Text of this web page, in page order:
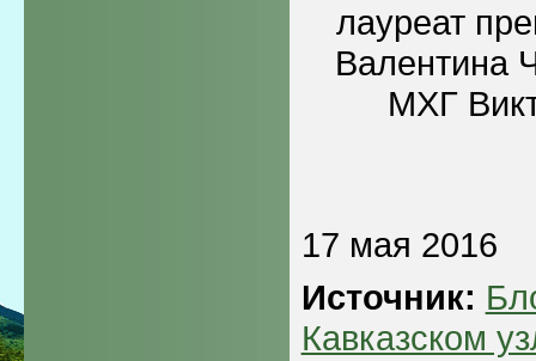
лауреат
Валентина
МХГ
17 мая 2016
Источник:
Кавказском